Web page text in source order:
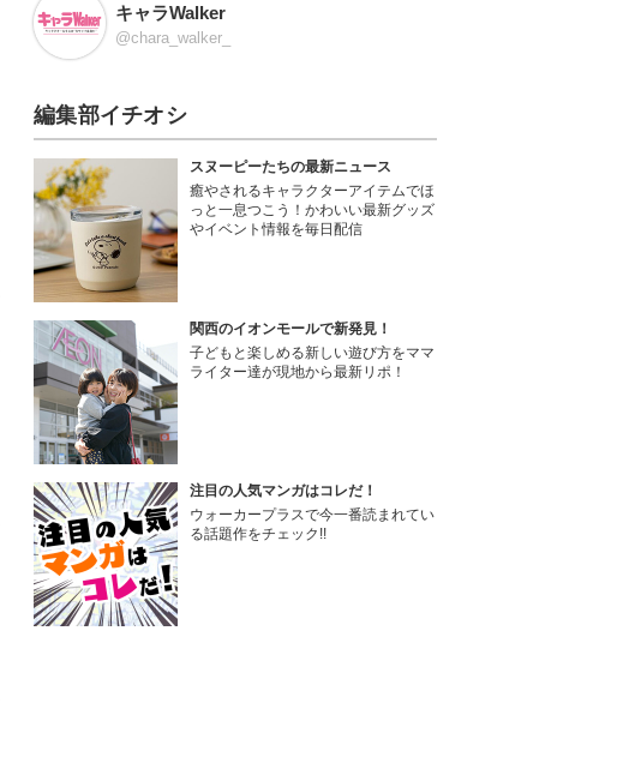
キャラWalker
@chara_walker_
編集部イチオシ
スヌーピーたちの最新ニュース
癒やされるキャラクターアイテムでほ
っと一息つこう！かわいい最新グッズ
やイベント情報を毎日配信
関西のイオンモールで新発見！
子どもと楽しめる新しい遊び方をママ
ライター達が現地から最新リポ！
注目の人気マンガはコレだ！
ウォーカープラスで今一番読まれてい
る話題作をチェック!!